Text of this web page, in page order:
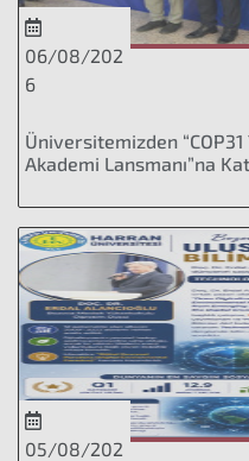
06/08/202
6
Üniversitemizden
Akademi Lansmanı”na
05/08/202